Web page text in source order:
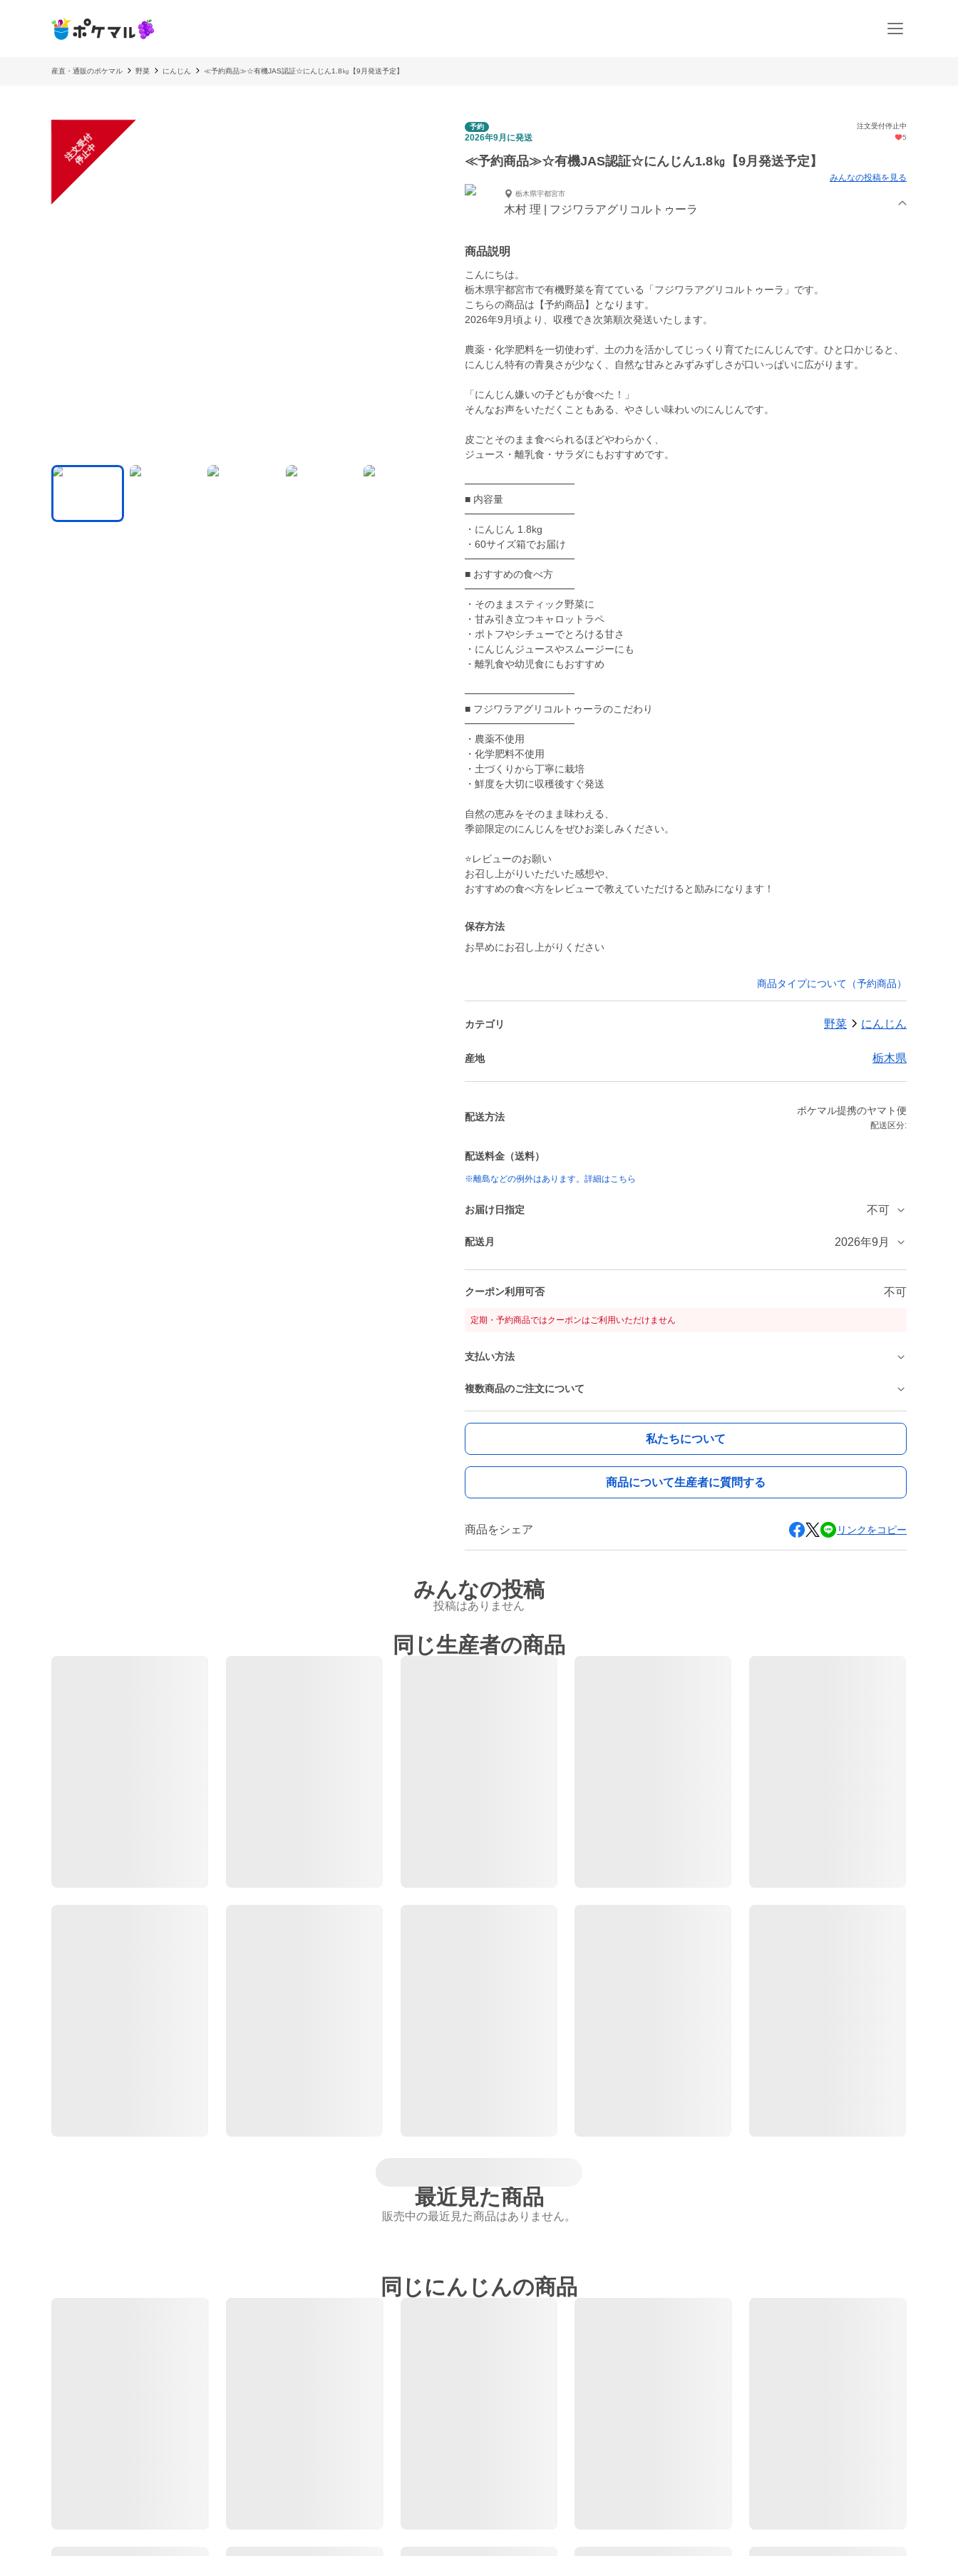
産直・通販のポケマル 野菜 にんじん ≪予約商品≫☆有機JAS認証☆にんじん1.8㎏【9月発送予定】
注
文
受
付
停
止
中
予約 注文受付停止中
2026年9月に発送 5
≪予約商品≫☆有機JAS認証☆にんじん1.8㎏【9月発送予定】
みんなの投稿を見る
栃木県宇都宮市
木村 理 | フジワラアグリコルトゥーラ
商品説明
こんにちは。
栃木県宇都宮市で有機野菜を育てている「フジワラアグリコルトゥーラ」です。
こちらの商品は【予約商品】となります。
2026年9月頃より、収穫でき次第順次発送いたします。
農薬・化学肥料を一切使わず、土の力を活かしてじっくり育てたにんじんです。ひと口かじると、
にんじん特有の青臭さが少なく、自然な甘みとみずみずしさが口いっぱいに広がります。
「にんじん嫌いの子どもが食べた！」
そんなお声をいただくこともある、やさしい味わいのにんじんです。
皮ごとそのまま食べられるほどやわらかく、
ジュース・離乳食・サラダにもおすすめです。
━━━━━━━━━━━
■ 内容量
━━━━━━━━━━━
・にんじん 1.8kg
・60サイズ箱でお届け
━━━━━━━━━━━
■ おすすめの食べ方
━━━━━━━━━━━
・そのままスティック野菜に
・甘み引き立つキャロットラペ
・ポトフやシチューでとろける甘さ
・にんじんジュースやスムージーにも
・離乳食や幼児食にもおすすめ
━━━━━━━━━━━
■ フジワラアグリコルトゥーラのこだわり
━━━━━━━━━━━
・農薬不使用
・化学肥料不使用
・土づくりから丁寧に栽培
・鮮度を大切に収穫後すぐ発送
自然の恵みをそのまま味わえる、
季節限定のにんじんをぜひお楽しみください。
⭐️レビューのお願い
お召し上がりいただいた感想や、
おすすめの食べ方をレビューで教えていただけると励みになります！
保存方法
お早めにお召し上がりください
商品タイプについて（予約商品）
カテゴリ 野菜 にんじん
産地 栃木県
配送方法
ポケマル提携のヤマト便
配送区分:
配送料金（送料）
※離島などの例外はあります。詳細はこちら
お届け日指定 不可
配送月 2026年9月
クーポン利用可否 不可
定期・予約商品ではクーポンはご利用いただけません
支払い方法
複数商品のご注文について
私たちについて
商品について生産者に質問する
商品をシェア リンクをコピー
みんなの投稿
投稿はありません
同じ生産者の商品
最近見た商品
販売中の最近見た商品はありません。
同じにんじんの商品